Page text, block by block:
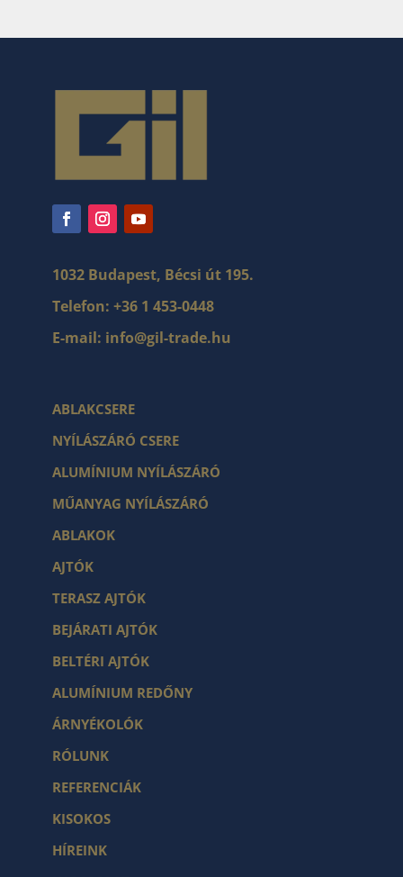
1032 Budapest, Bécsi út 195.
Telefon:+36 1 453-0448
E-mail: info@gil-trade.hu
ABLAKCSERE
NYÍLÁSZÁRÓ CSERE
ALUMÍNIUM NYÍLÁSZÁRÓ
MŰANYAG NYÍLÁSZÁRÓ
ABLAKOK
AJTÓK
TERASZ AJTÓK
BEJÁRATI AJTÓK
BELTÉRI AJTÓK
ALUMÍNIUM REDŐNY
ÁRNYÉKOLÓK
RÓLUNK
REFERENCIÁK
KISOKOS
HÍREINK